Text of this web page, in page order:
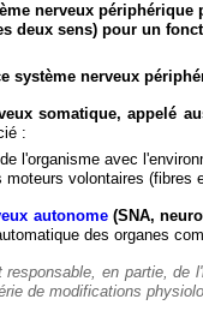
nerveux
deux sens) pour un
système nerveux
somatique, appelé
:
l'organisme avec
moteurs volontaires (fibres
autonome(SNA,
des organes
responsable, en partie, de
de modifications